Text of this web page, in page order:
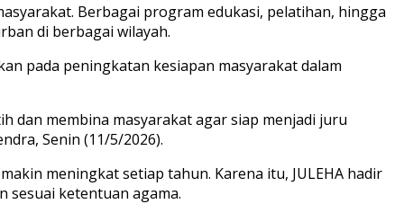
Berbagai program edukasi, pelatihan, hingga
di berbagai wilayah.
pada peningkatan kesiapan masyarakat dalam
dan membina masyarakat agar siap menjadi juru
Senin (11/5/2026).
meningkat setiap tahun. Karena itu, JULEHA hadir
sesuai ketentuan agama.